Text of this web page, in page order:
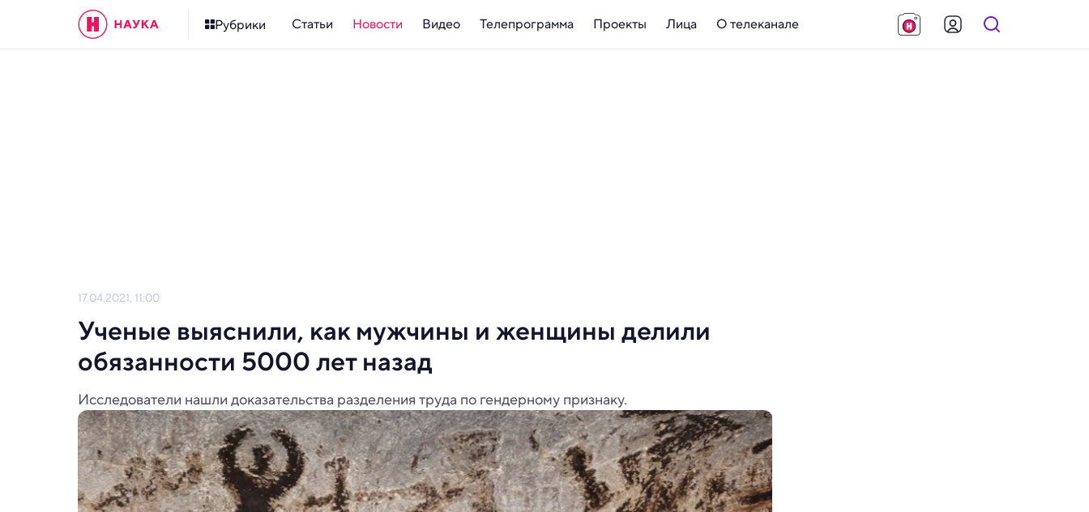
Рубрики Статьи Новости Видео Телепрограмма Проекты Лица О телеканале
17.04.2021, 11:00
Ученые выяснили, как мужчины и женщины делили
обязанности 5000 лет назад
Исследователи нашли доказательства разделения труда по гендерному признаку.